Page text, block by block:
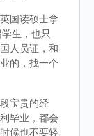
国读硕士拿
生，也只
人员证，和
的，找一个
宝贵的经
毕业，都会
候也不要轻